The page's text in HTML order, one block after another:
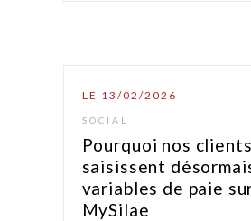
LE 13/02/2026
SOCIAL
Pourquoi nos clients
saisissent
variables de paie
MySilae